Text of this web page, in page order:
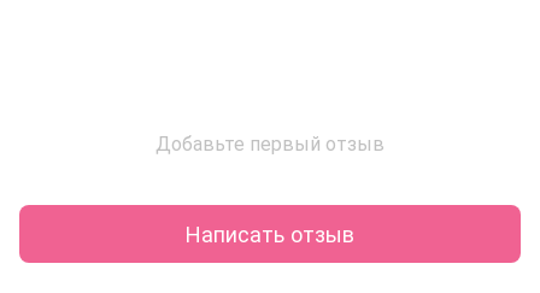
Добавьте первый отзыв
Написать отзыв